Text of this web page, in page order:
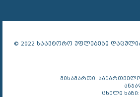
© 2022 საავტორო უფლებები
მისამართი:
ცხელი ხაზი: